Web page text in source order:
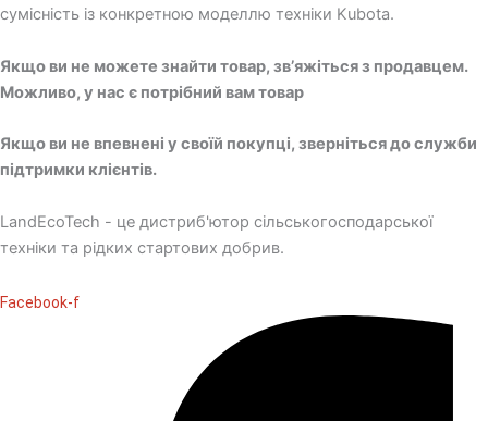
сумісність із конкретною моделлю техніки Kubota.
Якщо ви не можете знайти товар, зв’яжіться з продавцем.
Можливо, у нас є потрібний вам товар
Якщо ви не впевнені у своїй покупці, зверніться до служби
підтримки клієнтів.
LandEcoTech - це дистриб'ютор сільськогосподарської
техніки та рідких стартових добрив.
Facebook-f